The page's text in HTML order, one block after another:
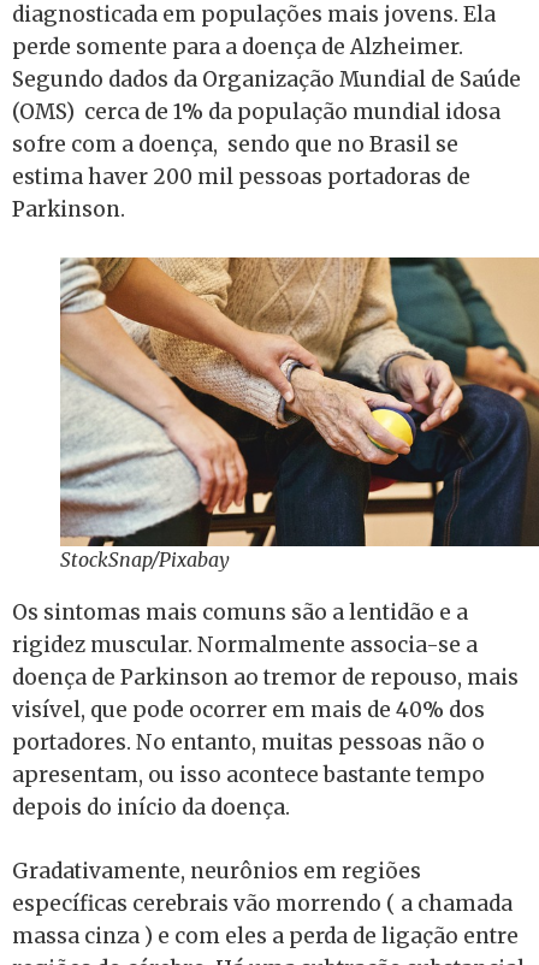
diagnosticada em populações mais jovens. Ela
perde somente para a doença de Alzheimer.
Segundo dados da Organização Mundial de Saúde
(OMS) cerca de 1% da população mundial idosa
sofre com a doença, sendo que no Brasil se
estima haver 200 mil pessoas portadoras de
Parkinson.
StockSnap/Pixabay
Os sintomas mais comuns são a lentidão e a
rigidez muscular. Normalmente associa-se a
doença de Parkinson ao tremor de repouso, mais
visível, que pode ocorrer em mais de 40% dos
portadores. No entanto, muitas pessoas não o
apresentam, ou isso acontece bastante tempo
depois do início da doença.
Gradativamente, neurônios em regiões
específicas cerebrais vão morrendo ( a chamada
massa cinza ) e com eles a perda de ligação entre